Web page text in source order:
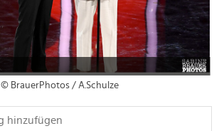
© BrauerPhotos / A.Schulze